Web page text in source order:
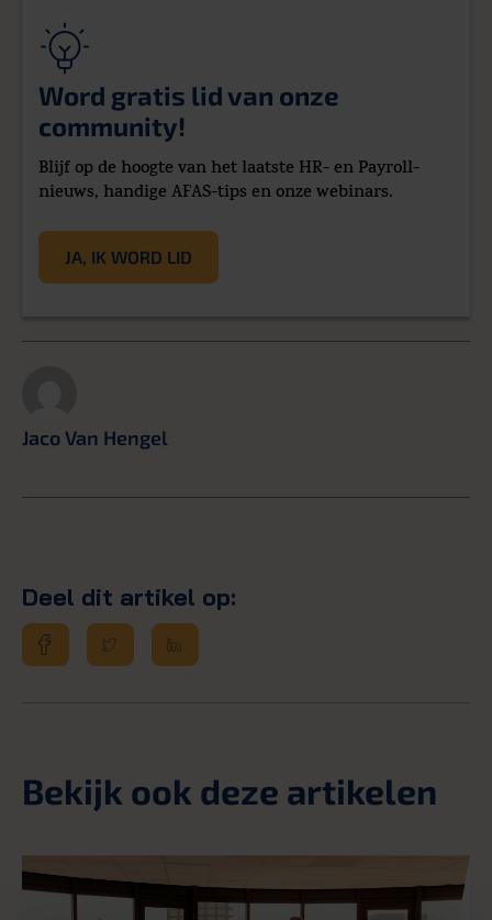
Word gratis lid van onze
community!
Blijf op de hoogte van het laatste HR- en Payroll-
nieuws, handige AFAS-tips en onze webinars.
JA, IK WORD LID
Jaco Van Hengel
Deel dit artikel op:
Bekijk ook deze artikelen